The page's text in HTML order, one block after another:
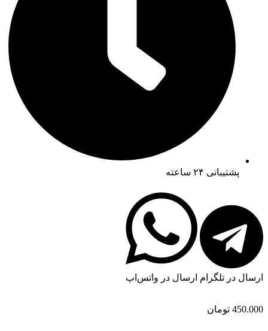
پشتیبانی ۲۴ ساعته
ارسال در تلگرام ارسال در واتس‌اپ
450.000 تومان